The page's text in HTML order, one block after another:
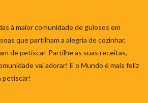
à maior comunidade de gulosos em
que partilham a alegria de cozinhar,
de petiscar. Partilhe as suas receitas,
vai adorar! E o Mundo é mais feliz
petiscar!